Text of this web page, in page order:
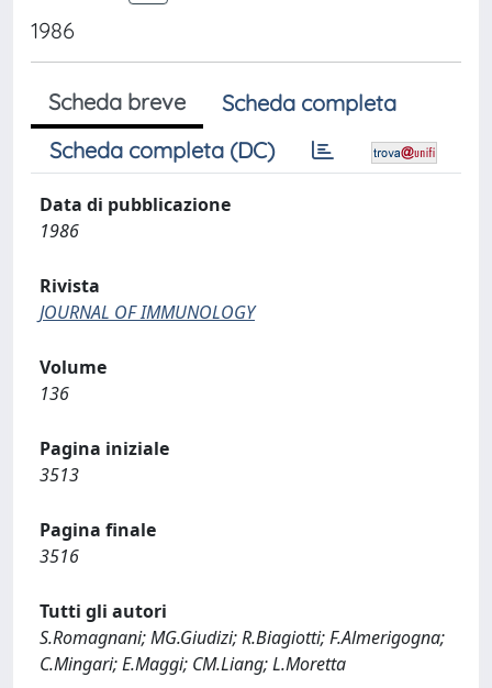
1986
Scheda breve
Scheda completa
Scheda completa (DC)
Data di pubblicazione
1986
Rivista
JOURNAL OF IMMUNOLOGY
Volume
136
Pagina iniziale
3513
Pagina finale
3516
Tutti gli autori
S.Romagnani; MG.Giudizi; R.Biagiotti; F.Almerigogna;
C.Mingari; E.Maggi; CM.Liang; L.Moretta